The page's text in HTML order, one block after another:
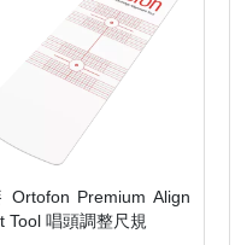
Ortofon Premium Align
Tool 唱頭調整尺規